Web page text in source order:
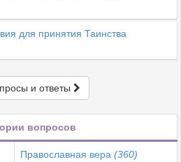
для принятия Таинства
и ответы
вопросов
Православная вера (360)